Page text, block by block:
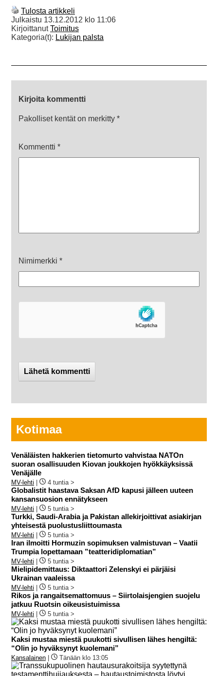
Tulosta artikkeli
Julkaistu 13.12.2012 klo 11:06
KirjoittanutToimitus
Kategoria(t): Lukijan palsta
Kirjoita kommentti
Pakolliset kentät on merkitty *
Kommentti *
Nimimerkki *
Kotimaa
Venäläisten hakkerien tietomurto vahvistaa NATOn
suoran osallisuuden Kiovan joukkojen hyökkäyksissä
Venäjälle
MV-lehti 4 tuntia >
Globalistit haastava Saksan AfD kapusi jälleen uuteen
kansansuosion ennätykseen
MV-lehti 5 tuntia >
Turkki, Saudi-Arabia ja Pakistan allekirjoittivat asiakirjan
yhteisestä puolustusliittoumasta
MV-lehti 5 tuntia >
Iran ilmoitti Hormuzin sopimuksen valmistuvan – Vaatii
Trumpia lopettamaan ”teatteridiplomatian”
MV-lehti 5 tuntia >
Mielipidemittaus: Diktaattori Zelenskyi ei pärjäisi
Ukrainan vaaleissa
MV-lehti 5 tuntia >
Rikos ja rangaitsemattomuus – Siirtolaisjengien suojelu
jatkuu Ruotsin oikeusistuimissa
MV-lehti 5 tuntia >
Kaksi mustaa miestä puukotti sivullisen lähes hengiltä:
“Olin jo hyväksynyt kuolemani”
Kansalainen Tänään klo 13:05